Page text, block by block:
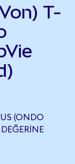
T-
(ONDO